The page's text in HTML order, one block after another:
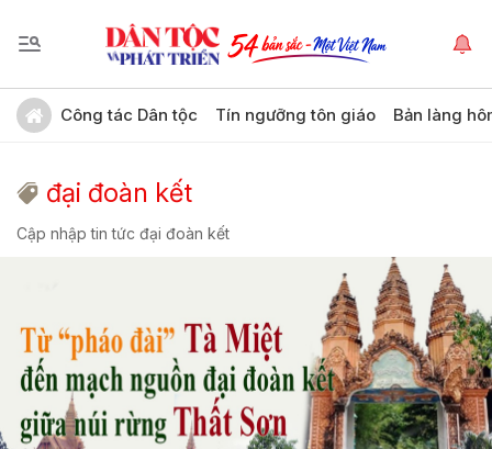
Công tác Dân tộc Tín ngưỡng tôn giáo Bản làng
đại đoàn kết
Cập nhập tin tức đại đoàn kết